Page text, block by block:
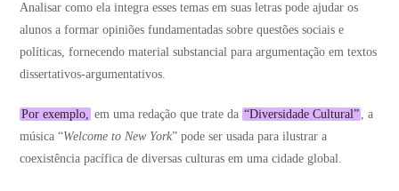
Analisar como ela integra esses temas em suas letras pode ajudar os
alunos a formar opiniões fundamentadas sobre questões sociais e
políticas, fornecendo material substancial para argumentação em textos
dissertativos-argumentativos.
Por exemplo, em uma redação que trate da “Diversidade Cultural” , a
música “Welcome to New York” pode ser usada para ilustrar a
coexistência pacífica de diversas culturas em uma cidade global.